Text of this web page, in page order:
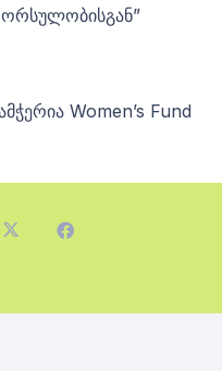
Women’s Fund